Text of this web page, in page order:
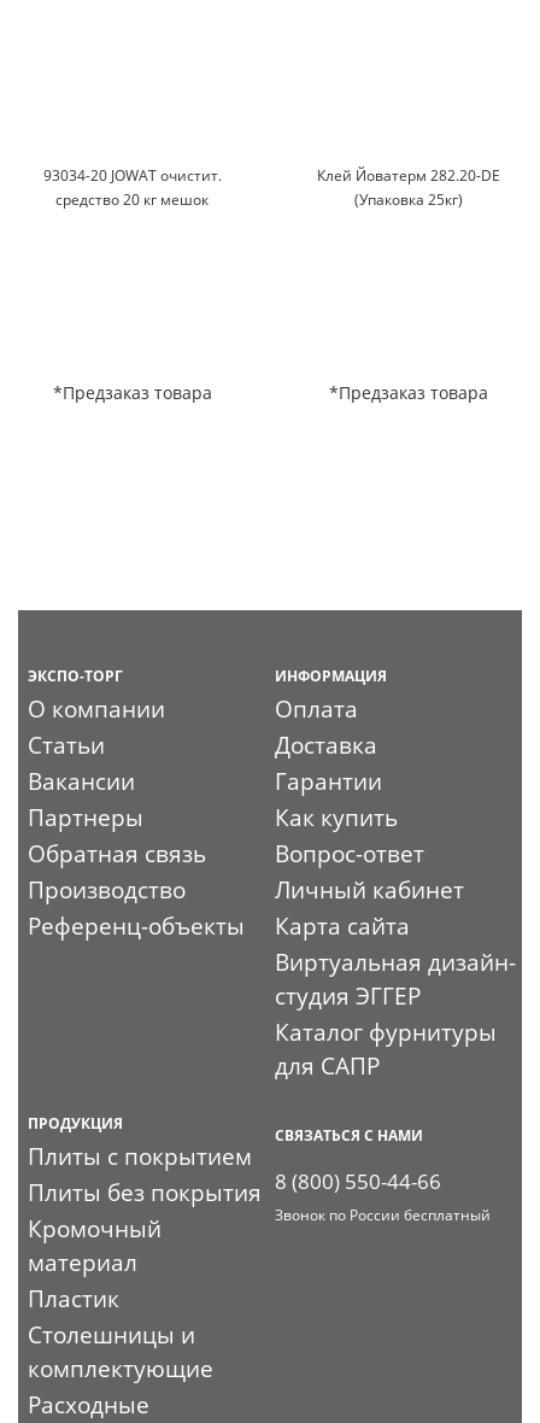
93034-20 JOWAT очистит.
средство 20 кг мешок
*Предзаказ товара
Клей Йоватерм 282.20-DE
(Упаковка 25кг)
*Предзаказ товара
ЭКСПО-ТОРГ
О компании
Статьи
Вакансии
Партнеры
Обратная связь
Производство
Референц-объекты
ИНФОРМАЦИЯ
Оплата
Доставка
Гарантии
Как купить
Вопрос-ответ
Личный кабинет
Карта сайта
Виртуальная дизайн-
студия ЭГГЕР
Каталог фурнитуры
для САПР
ПРОДУКЦИЯ
Плиты с покрытием
Плиты без покрытия
Кромочный
материал
Пластик
Столешницы и
комплектующие
Расходные
СВЯЗАТЬСЯ С НАМИ
8 (800) 550-44-66
Звонок по России бесплатный